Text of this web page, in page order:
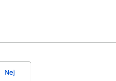
Nej